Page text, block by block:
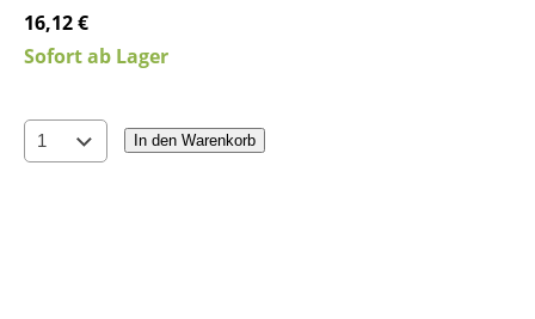
16,12 €
Sofort ab Lager
In den Warenkorb